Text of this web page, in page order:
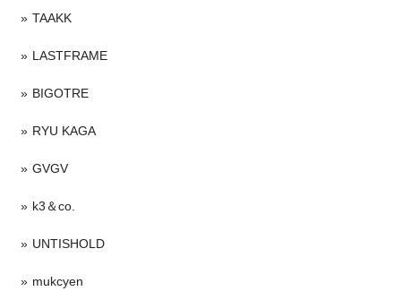
TAAKK
LASTFRAME
BIGOTRE
RYU KAGA
GVGV
k3＆co.
UNTISHOLD
mukcyen